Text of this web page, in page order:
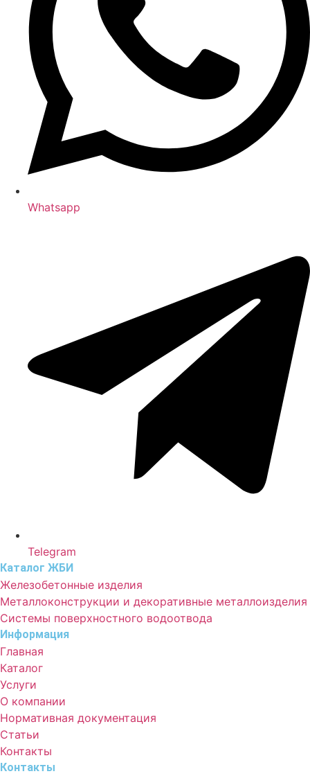
Whatsapp
Telegram
Каталог ЖБИ
Железобетонные изделия
Металлоконструкции и декоративные металлоизделия
Системы поверхностного водоотвода
Информация
Главная
Каталог
Услуги
О компании
Нормативная документация
Статьи
Контакты
Контакты